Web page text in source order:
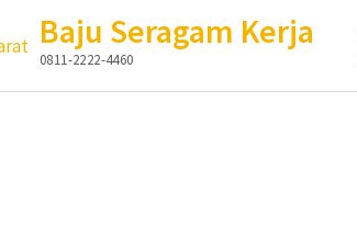
Baju Seragam Kerja
0811-2222-4460